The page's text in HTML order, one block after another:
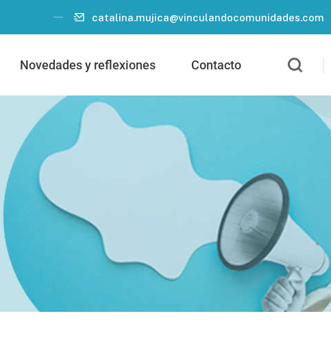
catalina.mujica@vinculandocomunidades.com
Novedades y reflexiones Contacto